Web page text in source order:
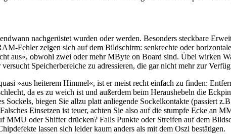
nachgerüstet wurden oder werden. Besonders steckbare
Fehler zeigen sich auf dem Bildschirm: senkrechte oder
aus«, obwohl zwei oder mehr MByte on Board sind. Übel wirken
Speicherbereiche zu adressieren, die gar nicht mehr zur
»aus heiterem Himmel«, ist er meist recht einfach zu finden:
da es zu weich ist und außerdem beim Heraushebeln die
biegen Sie allzu platt anliegende Sockelkontakte (passiert
Einsetzen ist teuer, achten Sie also auf die stumpfe Ecke an
MMU oder Shifter drücken? Falls Punkte oder Streifen auf dem
lassen sich leider kaum anders als mit dem Oszi bestätigen.